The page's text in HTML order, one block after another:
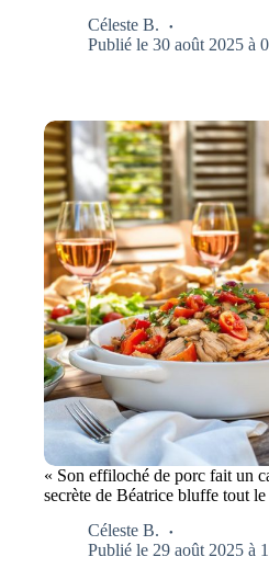
Céleste B.
Publié le 30 août 2025 à
« Son effiloché de porc fait un
secrète de Béatrice bluffe tout
Céleste B.
Publié le 29 août 2025 à